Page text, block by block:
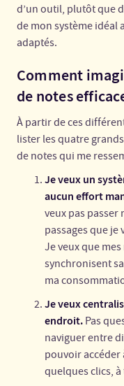
d’un outil, plutôt que
de mon système idéal
adaptés.
Comment
de notes
À partir de ces
lister les quatre
de notes qui me
Je veux un
aucun effort
veux pas
passages que je
Je veux que
synchronisent
ma
Je veux
endroit. Pas
naviguer entre
pouvoir accéder
quelques clics,